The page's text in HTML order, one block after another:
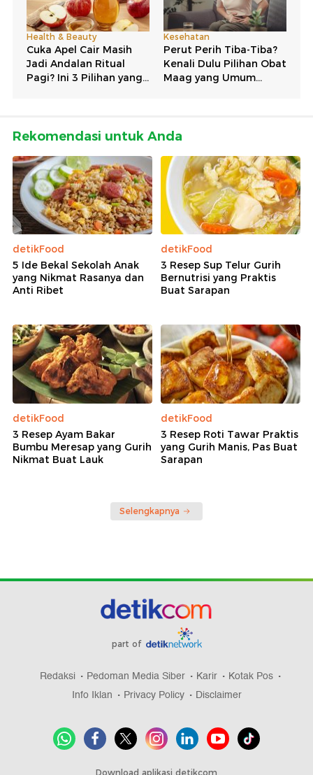
Rekomendasi untuk Anda
detikFood
5 Ide Bekal Sekolah Anak
yang Nikmat Rasanya dan
Anti Ribet
detikFood
3 Resep Sup Telur Gurih
Bernutrisi yang Praktis
Buat Sarapan
detikFood
3 Resep Ayam Bakar
Bumbu Meresap yang Gurih
Nikmat Buat Lauk
detikFood
3 Resep Roti Tawar Praktis
yang Gurih Manis, Pas Buat
Sarapan
Selengkapnya
part of
Redaksi Pedoman Media Siber Karir
Kotak Pos
Info Iklan
Privacy Policy Disclaimer
Download aplikasi detikcom